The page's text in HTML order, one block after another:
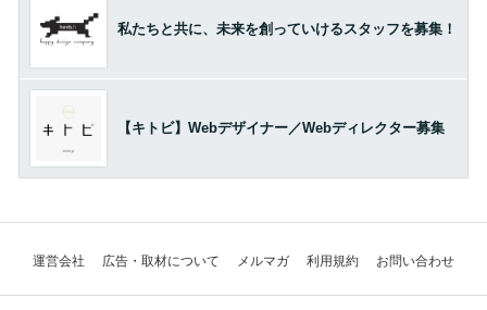
私たちと共に、未来を創っていけるスタッフを募集！
【キトビ】Webデザイナー／Webディレクター募集
運営会社 広告・取材について メルマガ 利用規約 お問い合わせ